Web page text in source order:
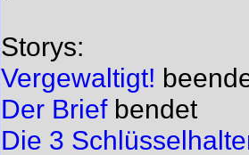
Storys:
Vergewaltigt!
Der Briefbendet
Die 3